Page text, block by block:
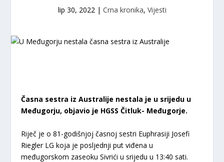
lip 30, 2022| Crna kronika, Vijesti
Časna sestra iz Australije nestala je u srijedu u
Međugorju, objavio je HGSS Čitluk- Međugorje.
Riječ je o 81-godišnjoj časnoj sestri Euphrasiji Josefi
Riegler LG koja je posljednji put viđena u
međugorskom zaseoku Sivrići u srijedu u 13:40 sati.